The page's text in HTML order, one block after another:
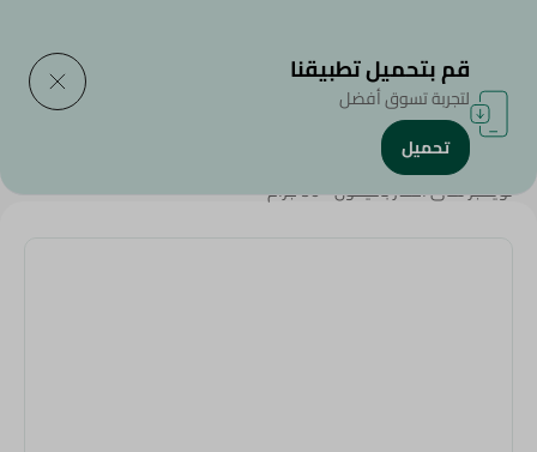
الرئيسية/المشروبات
تويننجز شاى اخضر بالليمون - 50 جرام
قم بتحميل تطبيقنا
لتجربة تسوق أفضل
تحميل